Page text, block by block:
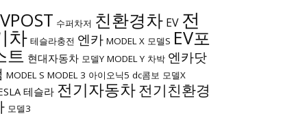
수퍼차저 친환경차 EV 전
차 테슬라충전 엔카 MODEL X 모델S EV포
트 현대자동차 모델Y MODEL Y 차박 엔카닷
MODEL S MODEL 3 아이오닉5 dc콤보 모델X
테슬라 전기자동차전기친환경
모델3